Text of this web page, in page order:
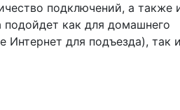
подключений, а также
подойдет как для домашнего
для подъезда), так